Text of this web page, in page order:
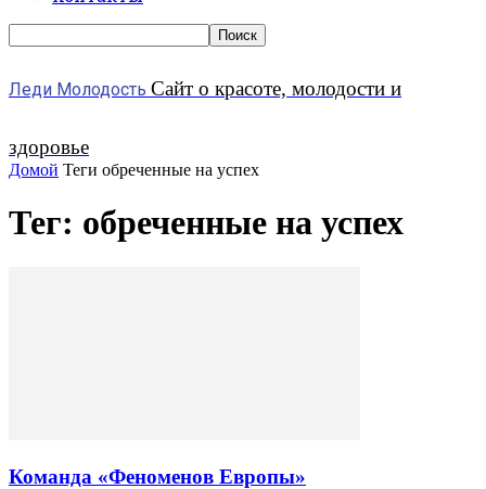
Леди Молодость Сайт о красоте, молодости и
здоровье
Домой Теги обреченные на успех
Тег: обреченные на успех
Команда «Феноменов Европы»